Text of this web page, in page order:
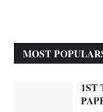
MOST
1ST